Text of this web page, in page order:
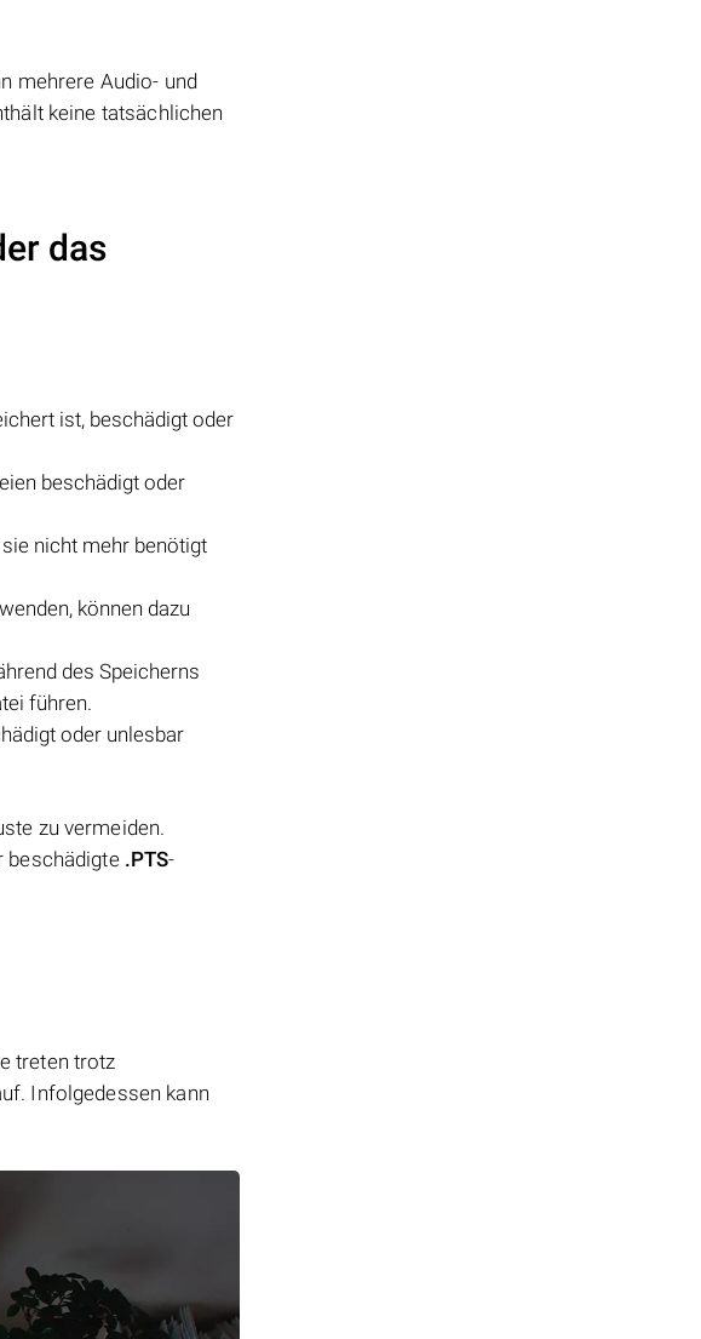
mehrere Audio- und
keine tatsächlichen
das
ist, beschädigt oder
beschädigt oder
nicht mehr benötigt
können dazu
des Speicherns
führen.
oder unlesbar
zu vermeiden.
beschädigte .PTS-
treten trotz
Infolgedessen kann